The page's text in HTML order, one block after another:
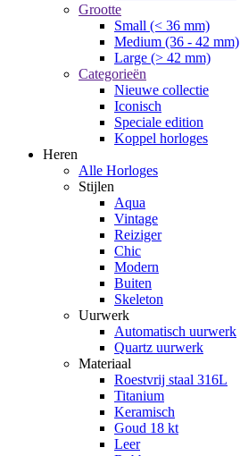
Grootte
Small (< 36 mm)
Medium (36 - 42 mm)
Large (> 42 mm)
Categorieën
Nieuwe collectie
Iconisch
Speciale edition
Koppel horloges
Heren
Alle Horloges
Stijlen
Aqua
Vintage
Reiziger
Chic
Modern
Buiten
Skeleton
Uurwerk
Automatisch uurwerk
Quartz uurwerk
Materiaal
Roestvrij staal 316L
Titanium
Keramisch
Goud 18 kt
Leer